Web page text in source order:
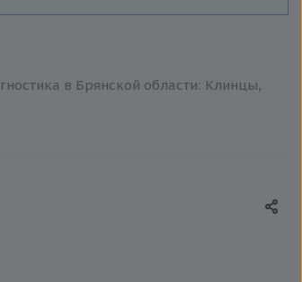
в Брянской области: Клинцы,